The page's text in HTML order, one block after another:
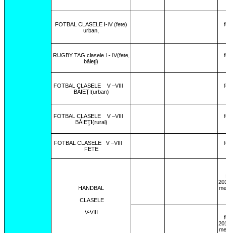
FOTBAL CLASELE I-IV (fete)
urban,
RUGBY TAG clasele I - IV(fete,
băieţi)
FOTBAL CLASELE
V –VIII
BĂIEŢI(urban)
FOTBAL CLASELE
V –VIII
BĂIEŢI(rural)
FOTBAL CLASELE
V –VIII
FETE
HANDBAL
CLASELE
V-VIII